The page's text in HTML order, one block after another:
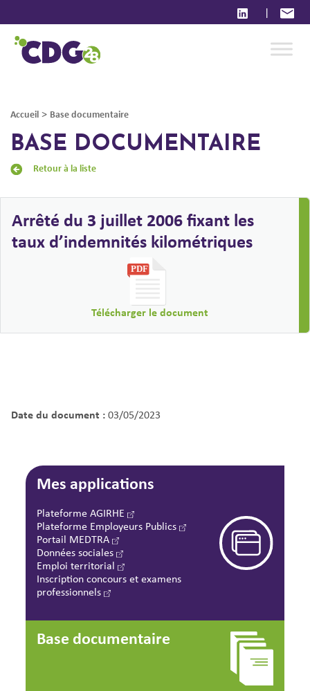
|
Accueil > Base documentaire
BASE DOCUMENTAIRE
Retour à la liste
Arrêté du 3 juillet 2006 fixant les
taux d’indemnités kilométriques
Télécharger le document
Date du document :03/05/2023
Mes applications
Plateforme AGIRHE
Plateforme Employeurs Publics
Portail MEDTRA
Données sociales
Emploi territorial
Inscription concours et examens
professionnels
Base documentaire